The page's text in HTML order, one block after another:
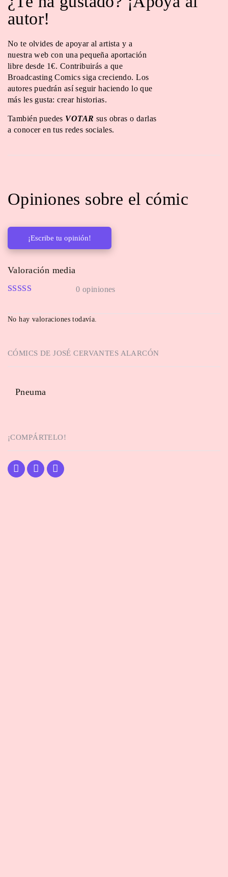
autor!
No te olvides de apoyar al artista y a
nuestra web con una pequeña aportación
libre desde 1€. Contribuirás a que
Broadcasting Comics siga creciendo. Los
autores puedrán así seguir haciendo lo que
más les gusta: crear historias.
También puedes VOTAR sus obras o darlas
a conocer en tus redes sociales.
Opiniones sobre el cómic
¡Escribe tu opinión!
Valoración media
0 opiniones
No hay valoraciones todavía.
CÓMICS DEJOSÉ CERVANTES ALARCÓN
Pneuma
¡COMPÁRTELO!